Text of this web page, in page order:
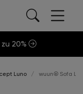
zu 20%
Luno wuun® Sofa